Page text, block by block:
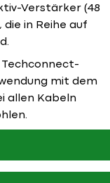
Verstärker (48
die in Reihe auf
Techconnect-
mit dem
allen Kabeln